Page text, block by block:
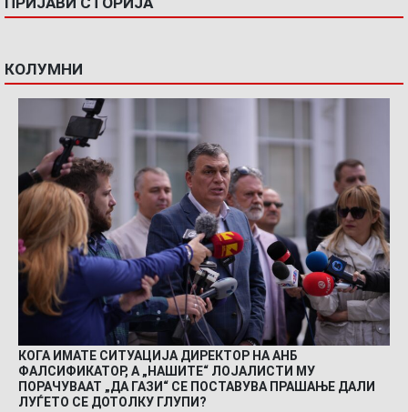
КОЛУМНИ
КОГА ИМАТЕ СИТУАЦИЈА ДИРЕКТОР НА АНБ
ФАЛСИФИКАТОР, А „НАШИТЕ“ ЛОЈАЛИСТИ МУ
ПОРАЧУВААТ „ДА ГАЗИ“ СЕ ПОСТАВУВА ПРАШАЊЕ ДАЛИ
ЛУЃЕТО СЕ ДОТОЛКУ ГЛУПИ?